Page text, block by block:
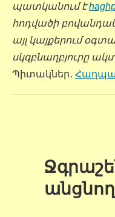
պատկանում է
հոդվածի
այլ կայքերում
սկզբնաղբյուրը
Պիտակներ․